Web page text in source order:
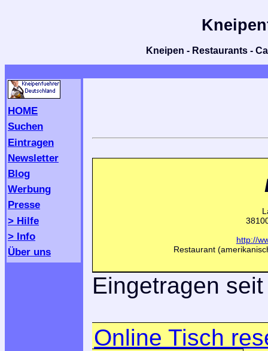
Kneipen - Restaurants -
HOME
Suchen
Eintragen
Newsletter
Blog
Werbung
Presse
> Hilfe
> Info
Über uns
http://
Restaurant
Eingetragen
Online Tisch